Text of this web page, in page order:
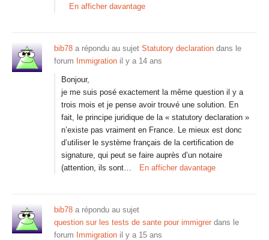
En afficher davantage
bib78 a répondu au sujet Statutory declaration dans le
forum Immigration il y a 14 ans
Bonjour,
je me suis posé exactement la même question il y a
trois mois et je pense avoir trouvé une solution. En
fait, le principe juridique de la « statutory declaration »
n’existe pas vraiment en France. Le mieux est donc
d’utiliser le système français de la certification de
signature, qui peut se faire auprès d’un notaire
(attention, ils sont…
En afficher davantage
bib78 a répondu au sujet
question sur les tests de sante pour immigrer dans le
forum Immigration il y a 15 ans